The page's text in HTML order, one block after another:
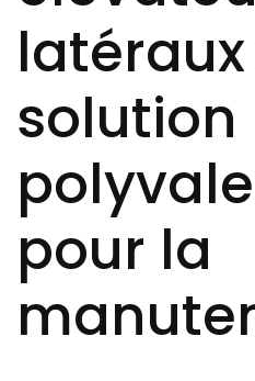
solution
pour la